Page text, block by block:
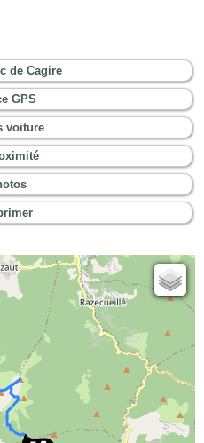
de Cagire
GPS
voiture
Cartes IGN
Open Topo Map
Open Street Map
ESRI Word Imagery